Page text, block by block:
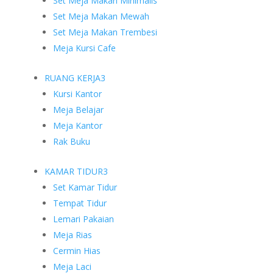
Set Meja Makan Mewah
Set Meja Makan Trembesi
Meja Kursi Cafe
RUANG KERJA3
Kursi Kantor
Meja Belajar
Meja Kantor
Rak Buku
KAMAR TIDUR3
Set Kamar Tidur
Tempat Tidur
Lemari Pakaian
Meja Rias
Cermin Hias
Meja Laci